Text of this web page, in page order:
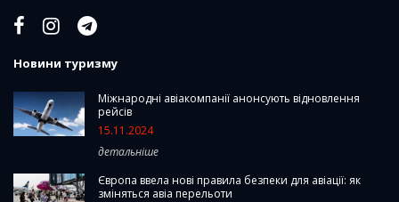
Новини туризму
Міжнародні авіакомпанії анонсують відновлення
рейсів
15.11.2024
детальніше
Європа ввела нові правила безпеки для авіації: як
зміняться авіа перельоти